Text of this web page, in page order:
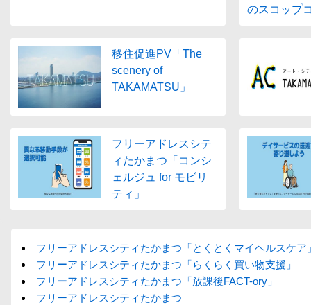
のスコップ
移住促進PV「The
scenery of
TAKAMATSU」
フリーアドレスシテ
ィたかまつ「コンシ
ェルジュ for モビリ
ティ」
フリーアドレスシティたかまつ「とくとくマイヘルスケア
フリーアドレスシティたかまつ「らくらく買い物支援」
フリーアドレスシティたかまつ「放課後FACT-ory」
フリーアドレスシティたかまつ